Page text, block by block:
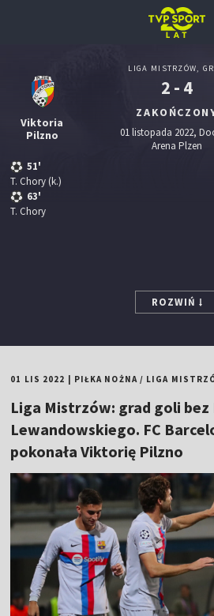
Viktoria
Pilzno
51'
T. Chory (k.)
63'
T. Chory
LIGA MISTRZÓW,
2 - 4
01 listopada 2022,
Arena Plzen
ROZWIŃ
01 LIS 2022 PIŁKA NOŻNA/ LIGA
Liga Mistrzów: grad goli
Lewandowskiego. FC
pokonała Viktorię Pilzno